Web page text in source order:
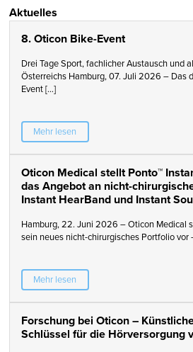
Aktuelles
8. Oticon Bike-Event
Drei Tage Sport, fachlicher Austausch und
Österreichs Hamburg, 07. Juli 2026 – Das
Event […]
Mehr lesen
Oticon Medical stellt Ponto™
das Angebot an nicht-
Instant HearBand und Instant
Hamburg, 22. Juni 2026 – Oticon Medical
sein neues nicht-chirurgisches Portfolio
Mehr lesen
Forschung bei Oticon –
Schlüssel für die Hörversorgung